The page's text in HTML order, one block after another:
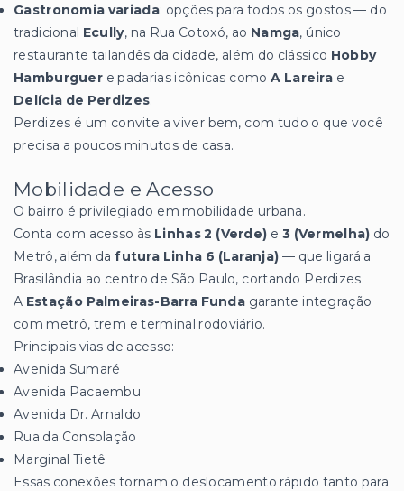
Gastronomia variada: opções para todos os gostos — do
tradicional Ecully, na Rua Cotoxó, ao Namga, único
restaurante tailandês da cidade, além do clássico Hobby
Hamburguer e padarias icônicas comoA Lareira e
Delícia de Perdizes.
Perdizes é um convite a viver bem, com tudo o que você
precisa a poucos minutos de casa.
Mobilidade e Acesso
O bairro é privilegiado em mobilidade urbana.
Conta com acesso às Linhas 2 (Verde) e 3 (Vermelha) do
Metrô, além dafutura Linha 6 (Laranja) — que ligará a
Brasilândia ao centro de São Paulo, cortando Perdizes.
A Estação Palmeiras-Barra Funda garante integração
com metrô, trem e terminal rodoviário.
Principais vias de acesso:
Avenida Sumaré
Avenida Pacaembu
Avenida Dr. Arnaldo
Rua da Consolação
Marginal Tietê
Essas conexões tornam o deslocamento rápido tanto para